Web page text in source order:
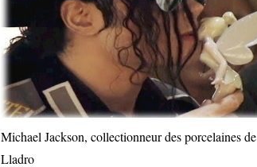
Michael Jackson, collectionneur des porcelaines de
Lladro